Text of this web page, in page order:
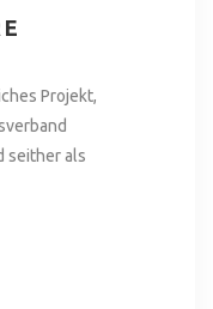
Projekt,
seither als